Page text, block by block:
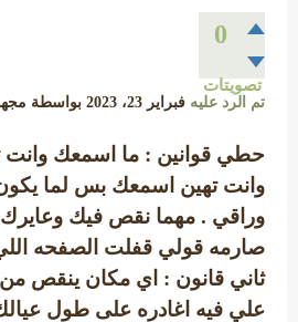
0
تصويتات
تم الرد عليه فبراير 23، 2023 بواسطة
حطي قوانين : ما اسمعك وانت
وانت تهين اسمعك بس لما
وراقي . مهما نقص فيك
صارمه قولي قفلت الصفحه
ثاني قانون : اي مكان ينقص من
علي فيه اغادره على طول